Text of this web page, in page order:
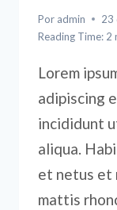
Por admin
23
Reading Time: 2
Lorem
adipiscing
incididunt
aliqua.
et netus et
mattis